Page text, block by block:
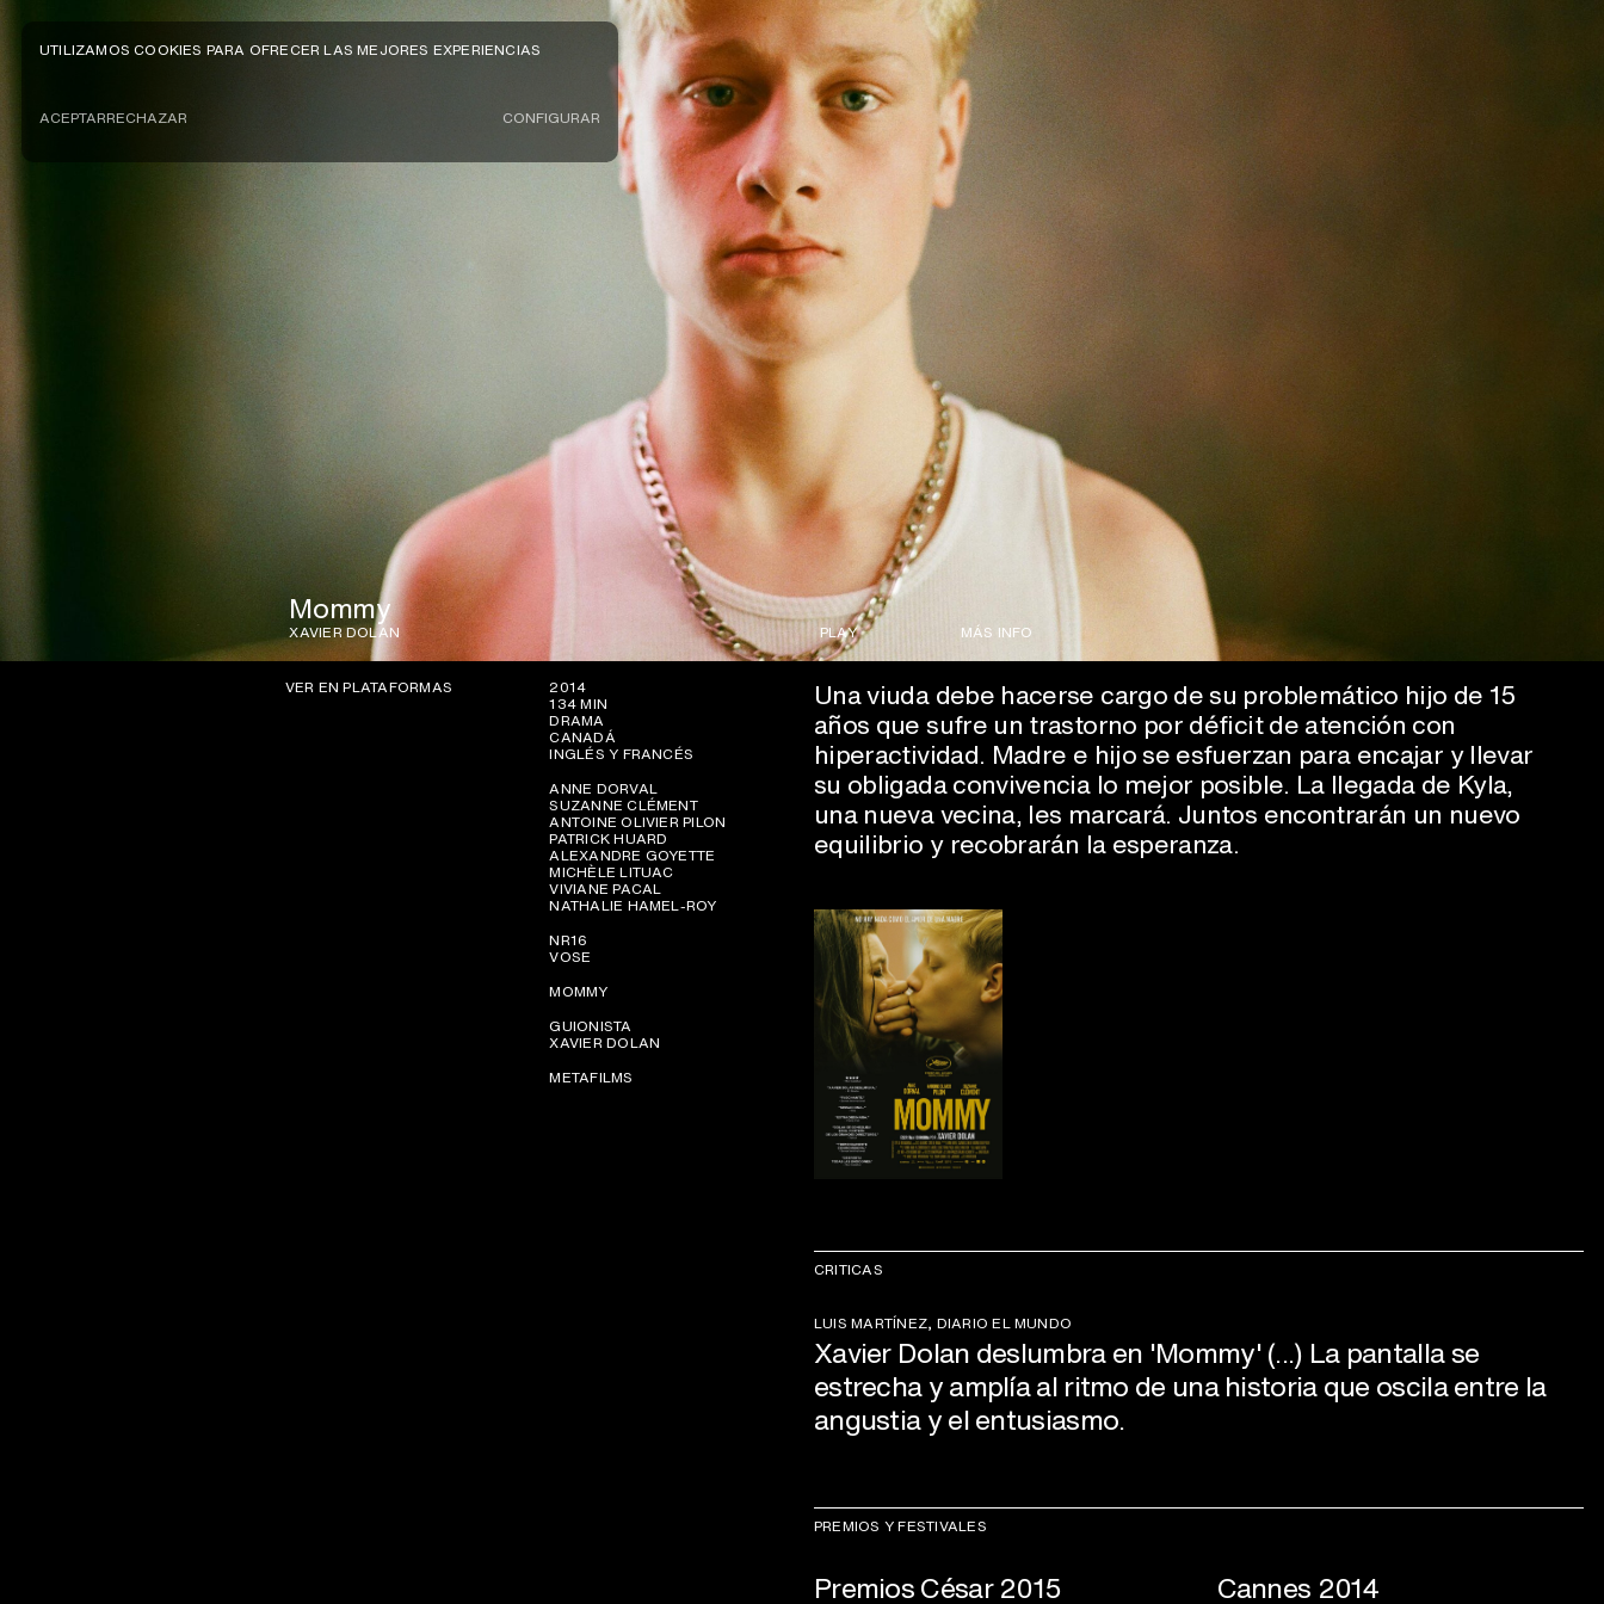
UTILIZAMOS COOKIES PARA OFRECER LAS MEJORES EXPERIENCIAS
ACEPTARRECHAZAR CONFIGURAR
Mommy
XAVIER DOLAN PLAY MÁS INFO
VER EN PLATAFORMAS
2014
134 MIN
DRAMA
CANADÁ
INGLÉS Y FRANCÉS
ANNE DORVAL
SUZANNE CLÉMENT
ANTOINE OLIVIER PILON
PATRICK HUARD
ALEXANDRE GOYETTE
MICHÈLE LITUAC
VIVIANE PACAL
NATHALIE HAMEL-ROY
NR16
VOSE
MOMMY
GUIONISTA
XAVIER DOLAN
METAFILMS
Una viuda debe hacerse cargo de su problemático hijo de 15
años que sufre un trastorno por déficit de atención con
hiperactividad. Madre e hijo se esfuerzan para encajar y llevar
su obligada convivencia lo mejor posible. La llegada de Kyla,
una nueva vecina, les marcará. Juntos encontrarán un nuevo
equilibrio y recobrarán la esperanza.
CRITICAS
LUIS MARTÍNEZ, DIARIO EL MUNDO
Xavier Dolan deslumbra en 'Mommy' (...) La pantalla se
estrecha y amplía al ritmo de una historia que oscila entre la
angustia y el entusiasmo.
PREMIOS Y FESTIVALES
Premios César 2015
Cannes 2014